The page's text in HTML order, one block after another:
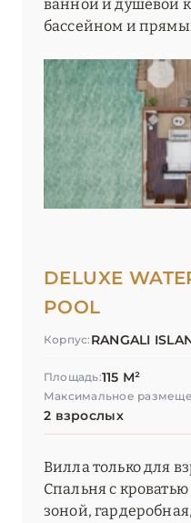
ванной и душевой
бассейном и
DELUXE
POOL
Корпус: RANGALI
Площадь:115 М²
Максимальное
2 взрослых
Вилла только для
Спальня с
зоной,